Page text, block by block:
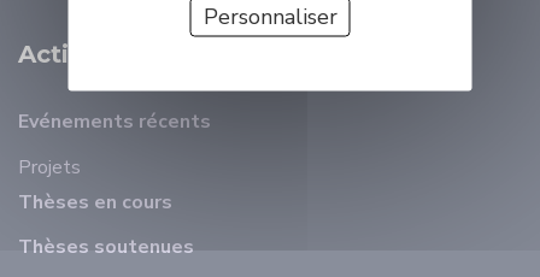
Activité Scientifique
Evénements récents
Projets
Thèses en cours
Thèses soutenues
Personnaliser